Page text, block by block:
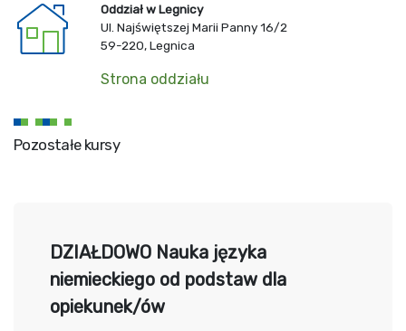
Oddział w Legnicy
Ul. Najświętszej Marii Panny 16/2
59-220, Legnica
Strona oddziału
Pozostałe kursy
DZIAŁDOWO Nauka języka
niemieckiego od podstaw dla
opiekunek/ów